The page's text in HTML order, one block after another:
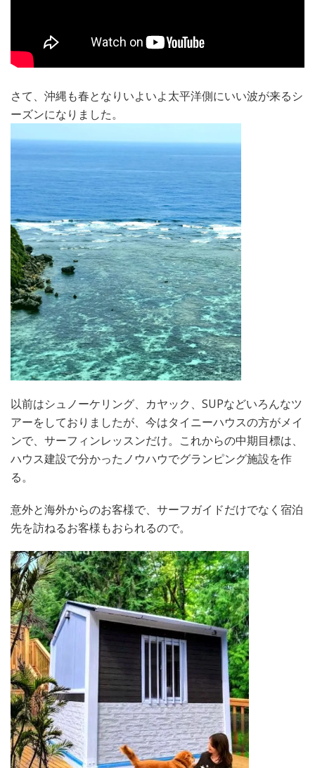
さて、沖縄も春となりいよいよ太平洋側にいい波が来るシ
ーズンになりました。
以前はシュノーケリング、カヤック、SUPなどいろんなツ
アーをしておりましたが、今はタイニーハウスの方がメイ
ンで、サーフィンレッスンだけ。これからの中期目標は、
ハウス建設で分かったノウハウでグランピング施設を作
る。
意外と海外からのお客様で、サーフガイドだけでなく宿泊
先を訪ねるお客様もおられるので。